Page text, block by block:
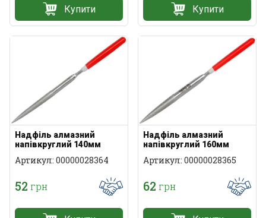
Купити Купити
Надфіль алмазний
напівкруглий 140мм
Артикул: 00000028364
52 грн
Надфіль алмазний
напівкруглий 160мм
Артикул: 00000028365
62 грн